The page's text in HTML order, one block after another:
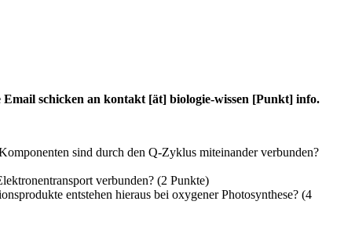
schicken an kontakt [ät] biologie-wissen [Punkt] info.
sind durch den Q-Zyklus miteinander verbunden?
verbunden? (2 Punkte)
entstehen hieraus bei oxygener Photosynthese? (4